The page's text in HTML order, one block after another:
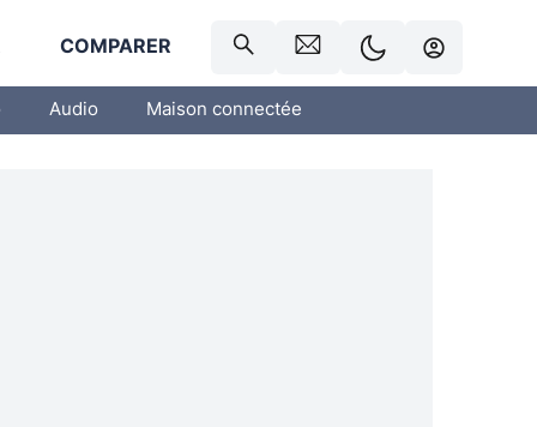
COMPARER
Audio Maison connectée